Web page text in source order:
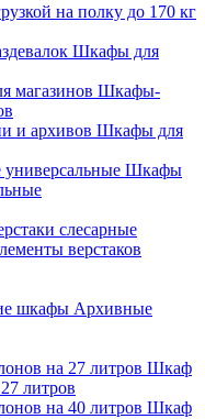
на полку до 170 кг
Шкафы для
Шкафы-
Шкафы для
Шкафы
слесарные
верстаков
Архивные
Шкаф
литров
Шкаф